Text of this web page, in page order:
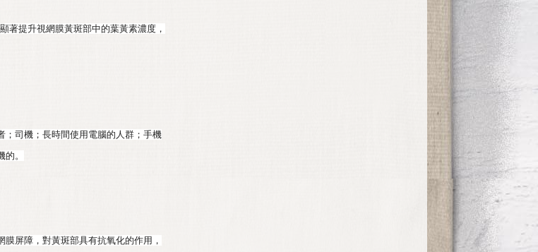
著提升視網膜黃斑部中的葉黃素濃度，
；司機；長時間使用電腦的人群；手機
。
屏障，對黃斑部具有抗氧化的作用，